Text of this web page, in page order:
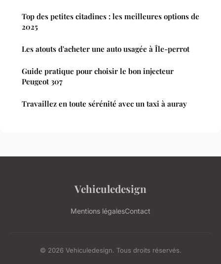
Top des petites citadines : les meilleures options de
2025
Les atouts d'acheter une auto usagée à Île-perrot
Guide pratique pour choisir le bon injecteur
Peugeot 307
Travaillez en toute sérénité avec un taxi à auray
Vehiculedesign
Mentions légalesContact
© 2026 Vehiculedesign. Tous droits réservés.